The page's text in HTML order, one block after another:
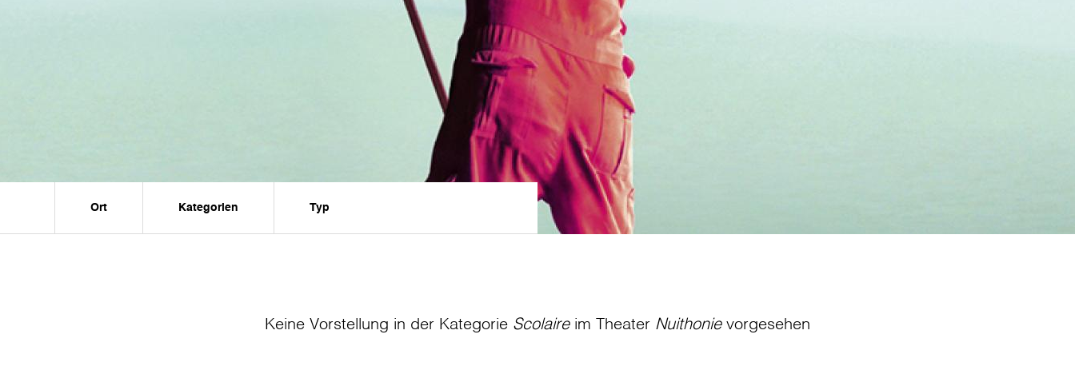
Ort Kategorien Typ
Keine Vorstellung in der Kategorie Scolaireim Theater Nuithonievorgesehen